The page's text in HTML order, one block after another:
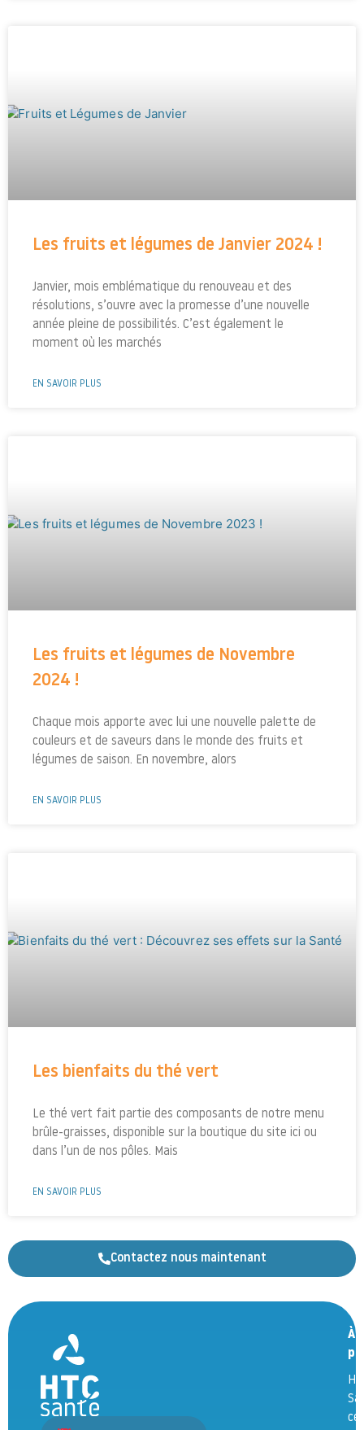
Les fruits et légumes de Janvier 2024 !
Janvier, mois emblématique du renouveau et des
résolutions, s’ouvre avec la promesse d’une nouvelle
année pleine de possibilités. C’est également le
moment où les marchés
EN SAVOIR PLUS
Les fruits et légumes de Novembre
2024 !
Chaque mois apporte avec lui une nouvelle palette de
couleurs et de saveurs dans le monde des fruits et
légumes de saison. En novembre, alors
EN SAVOIR PLUS
Les bienfaits du thé vert
Le thé vert fait partie des composants de notre menu
brûle-graisses, disponible sur la boutique du site ici ou
dans l’un de nos pôles. Mais
EN SAVOIR PLUS
Contactez nous maintenant
À
ce